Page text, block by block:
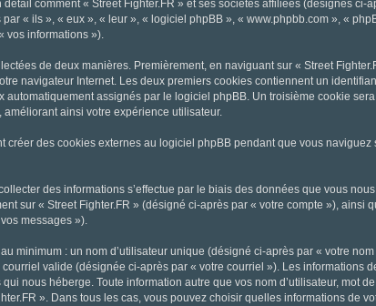
comment « Street Fighter.FR » et ses sociétés affiliées (désignés
« ils », « eux », « leur », « logiciel phpBB », « www.phpbb.com », «
vos informations »).
de deux manières. Premièrement, en naviguant sur « Street
navigateur Internet. Les deux premiers cookies contiennent un
automatiquement assignés par le logiciel phpBB. Un troisième cookie
améliorant ainsi votre expérience utilisateur.
créer des cookies externes au logiciel phpBB pendant que vous
des informations s’effectue par le biais des données que vous
sur « Street Fighter.FR » (désigné ci-après par « votre compte »),
messages »).
minimum : un nom d’utilisateur unique (désigné ci-après par « votre
valide (désignée ci-après par « votre courriel »). Les informations
nous héberge. Toute information autre que vos nom d’utilisateur, mot
». Dans tous les cas, vous pouvez choisir quelles informations de